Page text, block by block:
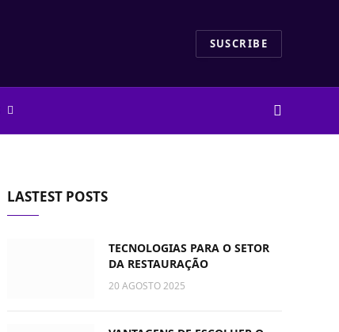
SUSCRIBE
LASTEST POSTS
TECNOLOGIAS PARA O SETOR
DA RESTAURAÇÃO
20 AGOSTO 2025